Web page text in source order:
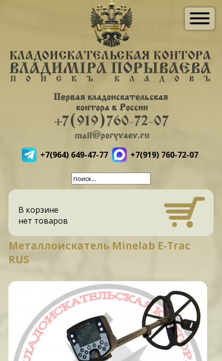
+7(964) 649-47-77 +7(919) 760-72-07
В корзине
нет товаров
Металлоискатель Minelab E-Trac
RUS